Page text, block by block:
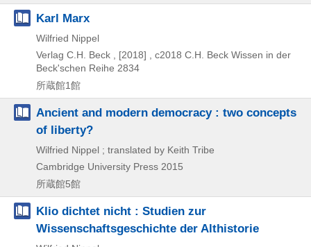
Karl Marx
Wilfried Nippel
Verlag C.H. Beck , [2018] , c2018 C.H. Beck Wissen in der
Beck'schen Reihe 2834
所蔵館1館
Ancient and modern democracy : two concepts
of liberty?
Wilfried Nippel ; translated by Keith Tribe
Cambridge University Press 2015
所蔵館5館
Klio dichtet nicht : Studien zur
Wissenschaftsgeschichte der Althistorie